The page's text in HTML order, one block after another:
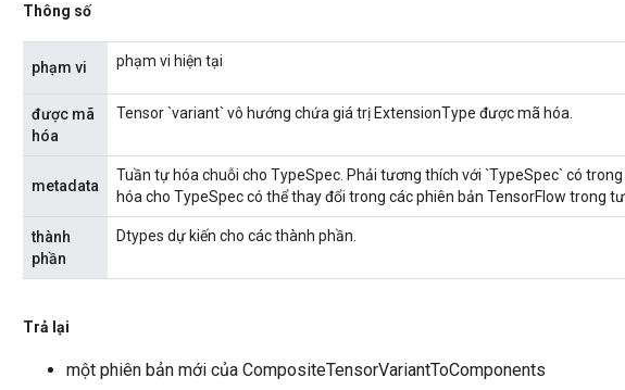
Thông số
phạm vi phạm vi hiện tại
được mã
hóa
Tensor `variant` vô hướng chứa giá trị ExtensionType được mã hóa.
metadata
Tuần tự hóa chuỗi cho TypeSpec. Phải tương thích với `TypeSpec` có
hóa cho TypeSpec có thể thay đổi trong các phiên bản TensorFlow trong
thành
phần
Dtypes dự kiến ​​cho các thành phần.
Trả lại
một phiên bản mới của CompositeTensorVariantToComponents